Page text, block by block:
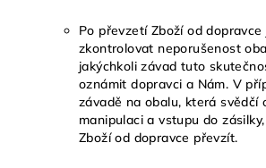
Po převzetí Zboží od
zkontrolovat neporušenost
jakýchkoli závad tuto
oznámit dopravci a Nám. V
závadě na obalu, která svědčí
manipulaci a vstupu do
Zboží od dopravce převzít.